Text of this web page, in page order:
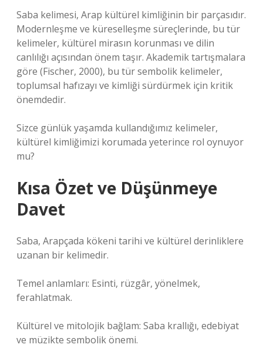
Saba kelimesi, Arap kültürel kimliğinin bir parçasıdır.
Modernleşme ve küreselleşme süreçlerinde, bu tür
kelimeler, kültürel mirasın korunması ve dilin
canlılığı açısından önem taşır. Akademik tartışmalara
göre (Fischer, 2000), bu tür sembolik kelimeler,
toplumsal hafızayı ve kimliği sürdürmek için kritik
önemdedir.
Sizce günlük yaşamda kullandığımız kelimeler,
kültürel kimliğimizi korumada yeterince rol oynuyor
mu?
Kısa Özet ve Düşünmeye
Davet
Saba, Arapçada kökeni tarihi ve kültürel derinliklere
uzanan bir kelimedir.
Temel anlamları: Esinti, rüzgâr, yönelmek,
ferahlatmak.
Kültürel ve mitolojik bağlam: Saba krallığı, edebiyat
ve müzikte sembolik önemi.